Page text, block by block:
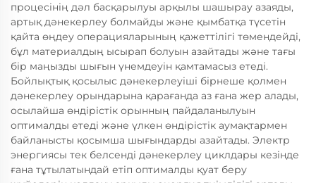
процесінің дәл басқарылуы арқылы шашырау азаяды,
артық дәнекерлеу болмайды және қымбатқа түсетін
қайта өңдеу операцияларының қажеттілігі төмендейді,
бұл материалдың ысырап болуын азайтады және тағы
бір маңызды шығын үнемдеуін қамтамасыз етеді.
Бойлықтық қосылыс дәнекерлеуіші бірнеше қолмен
дәнекерлеу орындарына қарағанда аз ғана жер алады,
осылайша өндірістік орынның пайдаланылуын
оптималды етеді және үлкен өндірістік аумақтармен
байланысты қосымша шығындарды азайтады. Электр
энергиясы тек белсенді дәнекерлеу циклдары кезінде
ғана тұтылатындай етіп оптималды қуат беру